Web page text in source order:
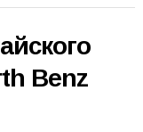
Benz